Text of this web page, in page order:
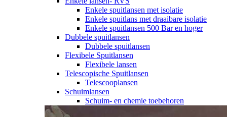
Enkele spuitlansen met isolatie
Enkele spuitlans met draaibare isolatie
Enkele spuitlansen 500 Bar en hoger
Dubbele spuitlansen
Dubbele spuitlansen
Flexibele Spuitlansen
Flexibele lansen
Telescopische Spuitlansen
Telescooplansen
Schuimlansen
Schuim- en chemie toebehoren